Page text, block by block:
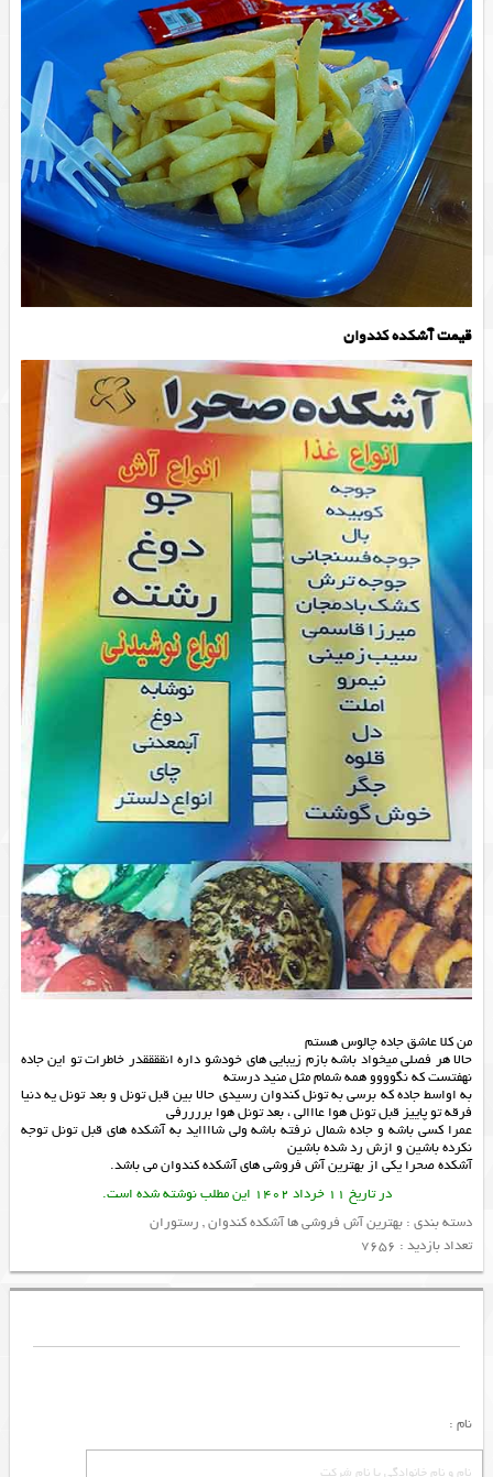
قیمت آشکده کندوان
من كلا عاشق جاده چالوس هستم
حالا هر فصلي ميخواد باشه بازم زيبايي هاي خودشو داره انققققدر خاطرات تو اين جاده
نهفتست كه نگوووو همه شمام مثل منيد درسته
به اواسط جاده كه برسي به تونل كندوان رسيدي حالا بين قبل تونل و بعد تونل يه دنيا
فرقه تو پاييز قبل تونل هوا عااالي ، بعد تونل هوا بررررفي
عمرا كسي باشه و جاده شمال نرفته باشه ولي شاااايد به آشكده هاي قبل تونل توجه
نكرده باشين و ازش رد شده باشين
آشکده صحرا یکی ازبهترین آش فروشی های آشکده کندوانمی باشد.
در تاریخ 11 خرداد 1402 این مطلب نوشته شده است.
دسته بندی : بهترین آش فروشی ها آشکده کندوان, رستوران
تعداد بازدید : 7656
نام :